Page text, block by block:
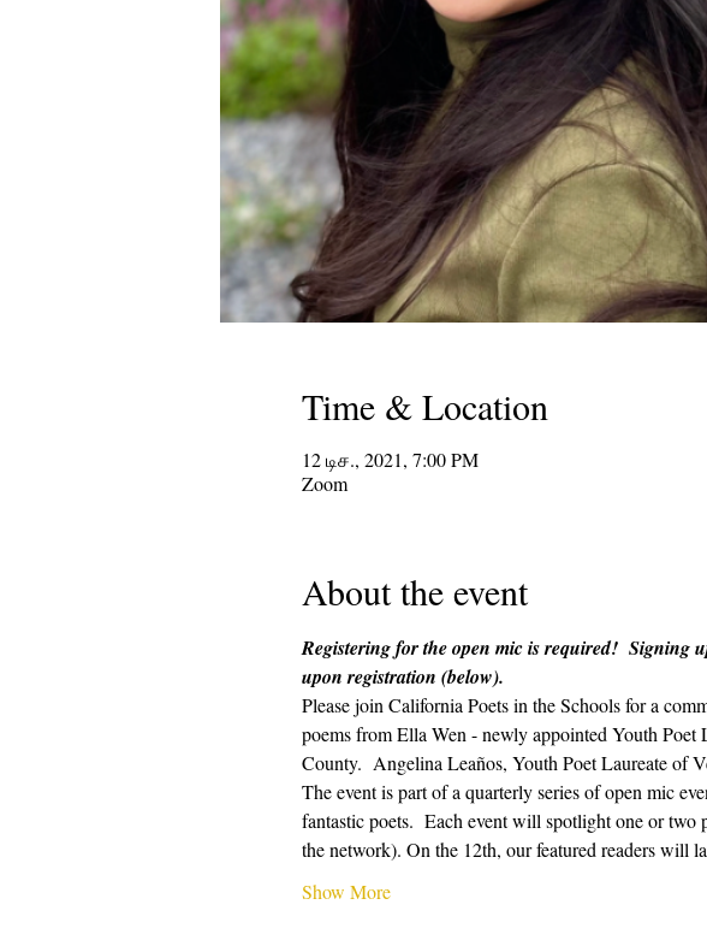
Time & Location
12 டிச., 2021, 7:00 PM
Zoom
About the event
Registering for the open mic is required!  Signing
upon registration (below).
Please join California Poets in the Schools for a
poems from Ella Wen - newly appointed Youth
County.  Angelina Leaños, Youth Poet Laureate of
The event is part of a quarterly series of open mic
fantastic poets.  Each event will spotlight one or two
the network). On the 12th, our featured readers will
Show More